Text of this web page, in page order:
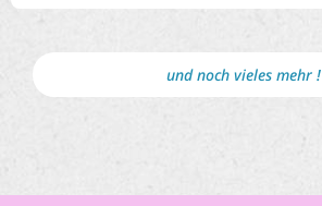
und noch vieles mehr !